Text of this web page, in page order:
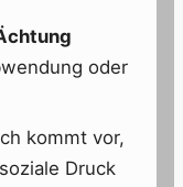
oder
kommt vor,
Druck